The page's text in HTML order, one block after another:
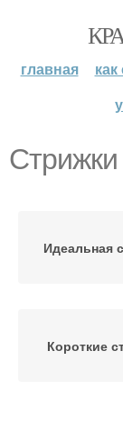
главная
Идеальная
Короткие